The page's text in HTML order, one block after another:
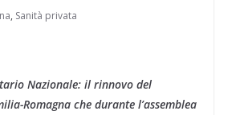
, Sanità privata
Nazionale: il rinnovo del
Romagna che durante l’assemblea